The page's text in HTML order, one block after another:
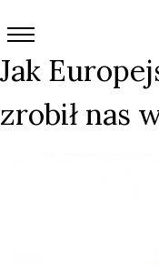
Jak
zrobił nas